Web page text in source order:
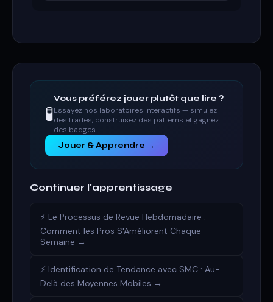
🧪
Vous préférez jouer plutôt que lire ?
Essayez nos laboratoires interactifs — simulez
des trades, construisez des patterns et gagnez
des badges.
Jouer & Apprendre →
Continuer l'apprentissage
⚡ Le Processus de Revue Hebdomadaire :
Comment les Pros S'Améliorent Chaque
Semaine →
⚡ Identification de Tendance avec SMC : Au-
Delà des Moyennes Mobiles →